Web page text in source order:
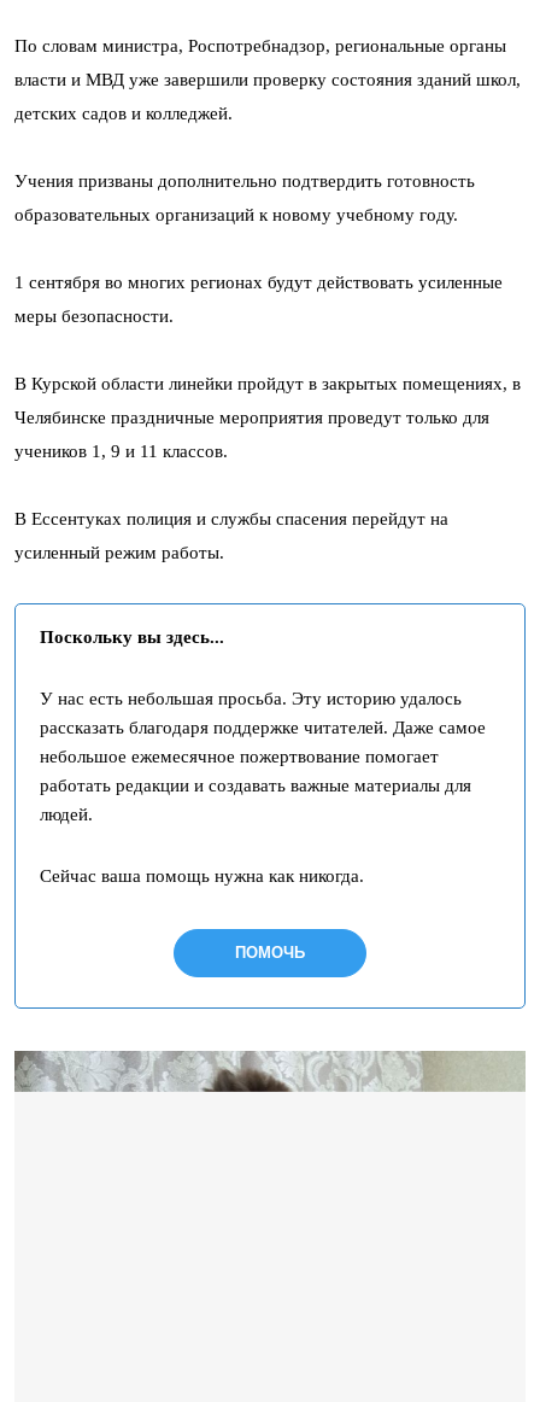
По словам министра, Роспотребнадзор, региональные органы
власти и МВД уже завершили проверку состояния зданий школ,
детских садов и колледжей.
Учения призваны дополнительно подтвердить готовность
образовательных организаций к новому учебному году.
1 сентября во многих регионах будут действовать усиленные
меры безопасности.
В Курской области линейки пройдут в закрытых помещениях, в
Челябинске праздничные мероприятия проведут только для
учеников 1, 9 и 11 классов.
В Ессентуках полиция и службы спасения перейдут на
усиленный режим работы.
Поскольку вы здесь...
У нас есть небольшая просьба. Эту историю удалось
рассказать благодаря поддержке читателей. Даже самое
небольшое ежемесячное пожертвование помогает
работать редакции и создавать важные материалы для
людей.
Сейчас ваша помощь нужна как никогда.
ПОМОЧЬ